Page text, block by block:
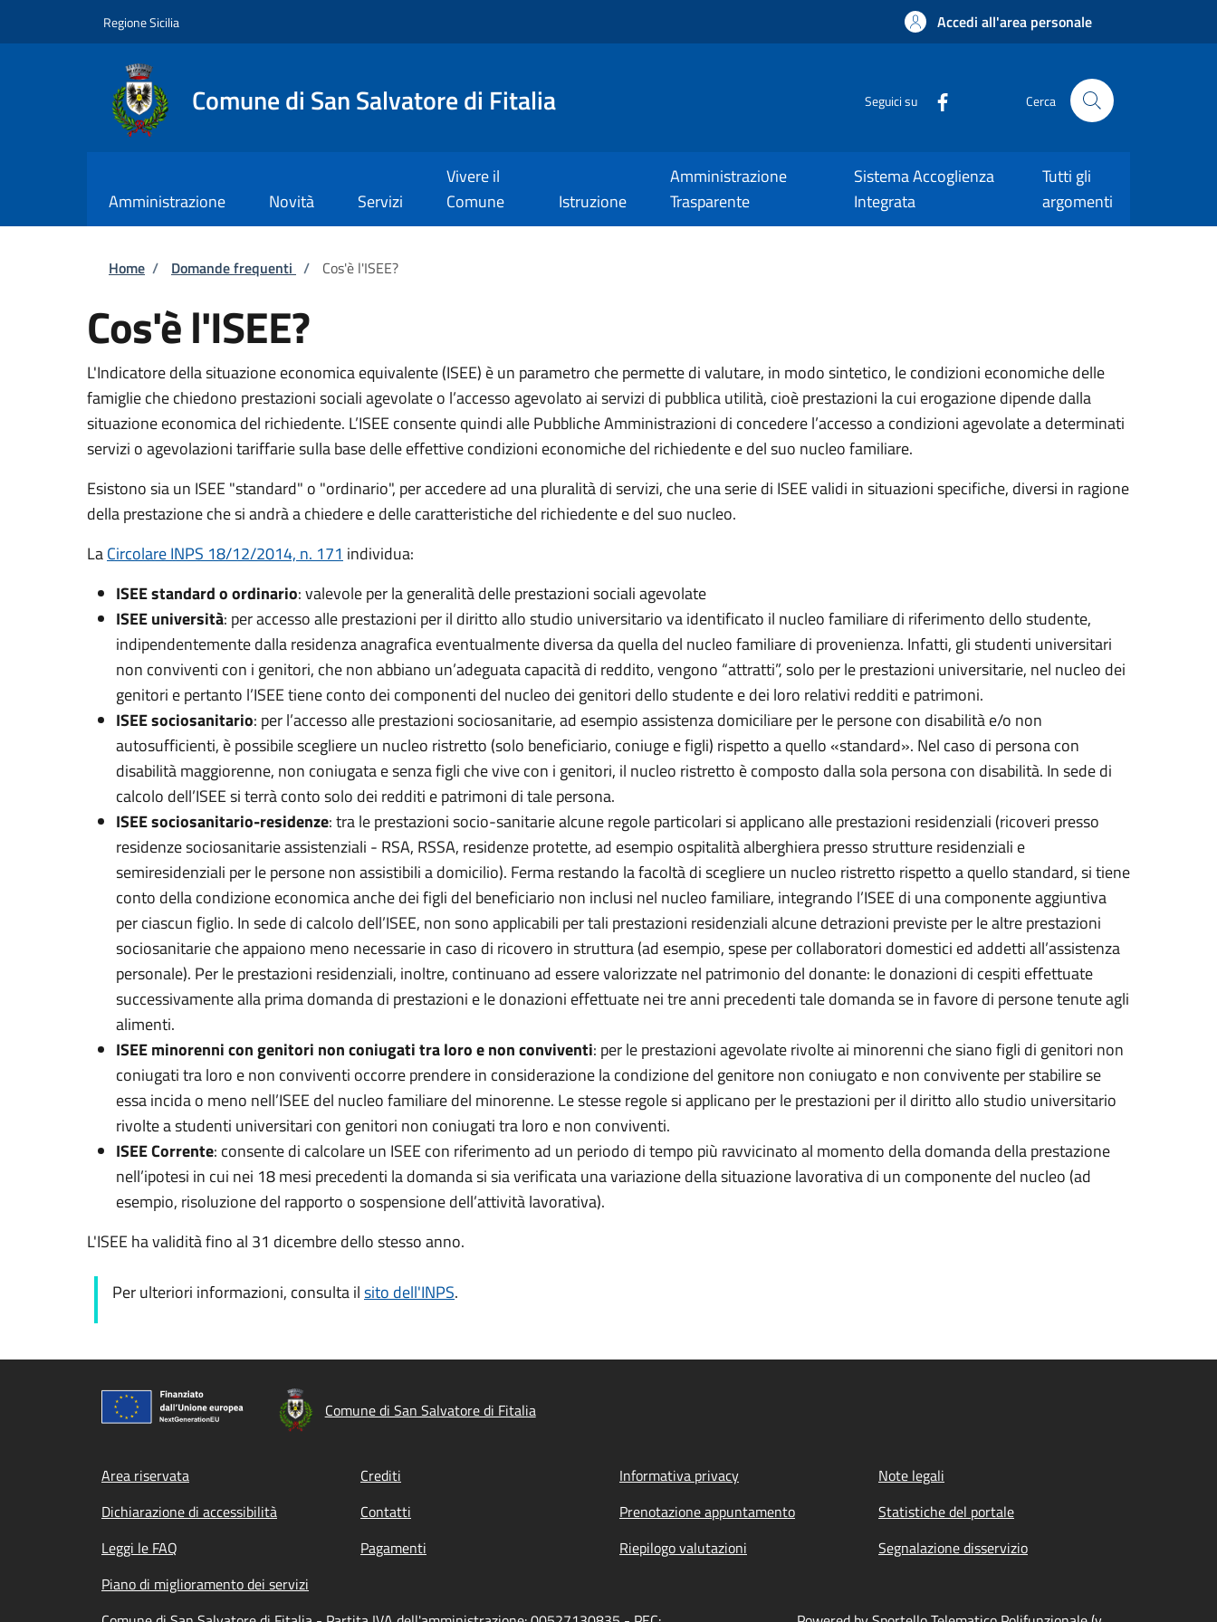
Regione Sicilia Accedi all'area personale
Comune di San Salvatore di Fitalia Seguici su Cerca
Amministrazione Novità Servizi
Vivere il
Comune
Istruzione
Amministrazione
Trasparente
Sistema Accoglienza
Integrata
Tutti gli
argomenti
Briciole di pane
Home / Domande frequenti / Cos'è l'ISEE?
Cos'è l'ISEE?
L'Indicatore della situazione economica equivalente (ISEE) è un parametro che permette di valutare, in modo sintetico, le condizioni economiche delle
famiglie che chiedono prestazioni sociali agevolate o l’accesso agevolato ai servizi di pubblica utilità, cioè prestazioni la cui erogazione dipende dalla
situazione economica del richiedente. L’ISEE consente quindi alle Pubbliche Amministrazioni di concedere l’accesso a condizioni agevolate a determinati
servizi o agevolazioni tariffarie sulla base delle effettive condizioni economiche del richiedente e del suo nucleo familiare.
Esistono sia un ISEE "standard" o "ordinario", per accedere ad una pluralità di servizi, che una serie di ISEE validi in situazioni specifiche, diversi in ragione
della prestazione che si andrà a chiedere e delle caratteristiche del richiedente e del suo nucleo.
LaCircolare INPS 18/12/2014, n. 171 individua:
ISEE standard o ordinario: valevole per la generalità delle prestazioni sociali agevolate
ISEE università: per accesso alle prestazioni per il diritto allo studio universitario va identificato il nucleo familiare di riferimento dello studente,
indipendentemente dalla residenza anagrafica eventualmente diversa da quella del nucleo familiare di provenienza. Infatti, gli studenti universitari
non conviventi con i genitori, che non abbiano un’adeguata capacità di reddito, vengono “attratti”, solo per le prestazioni universitarie, nel nucleo dei
genitori e pertanto l’ISEE tiene conto dei componenti del nucleo dei genitori dello studente e dei loro relativi redditi e patrimoni.
ISEE sociosanitario: per l’accesso alle prestazioni sociosanitarie, ad esempio assistenza domiciliare per le persone con disabilità e/o non
autosufficienti, è possibile scegliere un nucleo ristretto (solo beneficiario, coniuge e figli) rispetto a quello «standard». Nel caso di persona con
disabilità maggiorenne, non coniugata e senza figli che vive con i genitori, il nucleo ristretto è composto dalla sola persona con disabilità. In sede di
calcolo dell’ISEE si terrà conto solo dei redditi e patrimoni di tale persona.
ISEE sociosanitario-residenze: tra le prestazioni socio-sanitarie alcune regole particolari si applicano alle prestazioni residenziali (ricoveri presso
residenze sociosanitarie assistenziali - RSA, RSSA, residenze protette, ad esempio ospitalità alberghiera presso strutture residenziali e
semiresidenziali per le persone non assistibili a domicilio). Ferma restando la facoltà di scegliere un nucleo ristretto rispetto a quello standard, si tiene
conto della condizione economica anche dei figli del beneficiario non inclusi nel nucleo familiare, integrando l’ISEE di una componente aggiuntiva
per ciascun figlio. In sede di calcolo dell’ISEE, non sono applicabili per tali prestazioni residenziali alcune detrazioni previste per le altre prestazioni
sociosanitarie che appaiono meno necessarie in caso di ricovero in struttura (ad esempio, spese per collaboratori domestici ed addetti all’assistenza
personale). Per le prestazioni residenziali, inoltre, continuano ad essere valorizzate nel patrimonio del donante: le donazioni di cespiti effettuate
successivamente alla prima domanda di prestazioni e le donazioni effettuate nei tre anni precedenti tale domanda se in favore di persone tenute agli
alimenti.
ISEE minorenni con genitori non coniugati tra loro e non conviventi: per le prestazioni agevolate rivolte ai minorenni che siano figli di genitori non
coniugati tra loro e non conviventi occorre prendere in considerazione la condizione del genitore non coniugato e non convivente per stabilire se
essa incida o meno nell’ISEE del nucleo familiare del minorenne. Le stesse regole si applicano per le prestazioni per il diritto allo studio universitario
rivolte a studenti universitari con genitori non coniugati tra loro e non conviventi.
ISEE Corrente: consente di calcolare un ISEE con riferimento ad un periodo di tempo più ravvicinato al momento della domanda della prestazione
nell’ipotesi in cui nei 18 mesi precedenti la domanda si sia verificata una variazione della situazione lavorativa di un componente del nucleo (ad
esempio, risoluzione del rapporto o sospensione dell’attività lavorativa).
L'ISEE ha validità fino al 31 dicembre dello stesso anno.
Per ulteriori informazioni, consulta ilsito dell'INPS.
Comune di San Salvatore di Fitalia
Footer menu
Area riservata Crediti Informativa privacy
Note legali
Dichiarazione di accessibilità
Contatti Prenotazione appuntamento
Statistiche del portale
Leggi le FAQ
Pagamenti Riepilogo valutazioni
Segnalazione disservizio
Piano di miglioramento dei servizi